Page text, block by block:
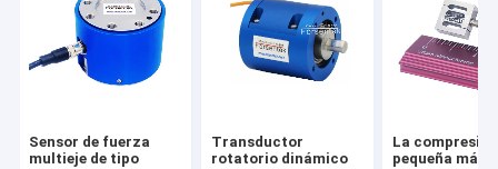
Sensor de fuerza
multieje de tipo
Transductor
rotatorio dinámico
La
pequeña más